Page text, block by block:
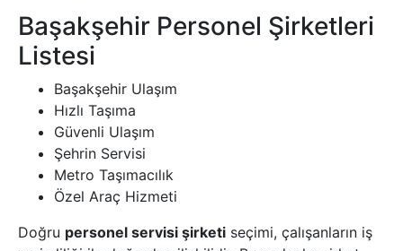
Başakşehir Personel Şirketleri
Listesi
Başakşehir Ulaşım
Hızlı Taşıma
Güvenli Ulaşım
Şehrin Servisi
Metro Taşımacılık
Özel Araç Hizmeti
Doğru personel servisi şirketi seçimi, çalışanların iş